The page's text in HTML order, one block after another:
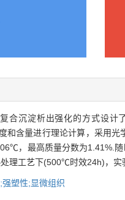
合沉淀析出强化的方式设计
和含量进行理论计算，采用
，最高质量分数为1.41%.
理工艺下(500℃时效24h)，
塑性;显微组织